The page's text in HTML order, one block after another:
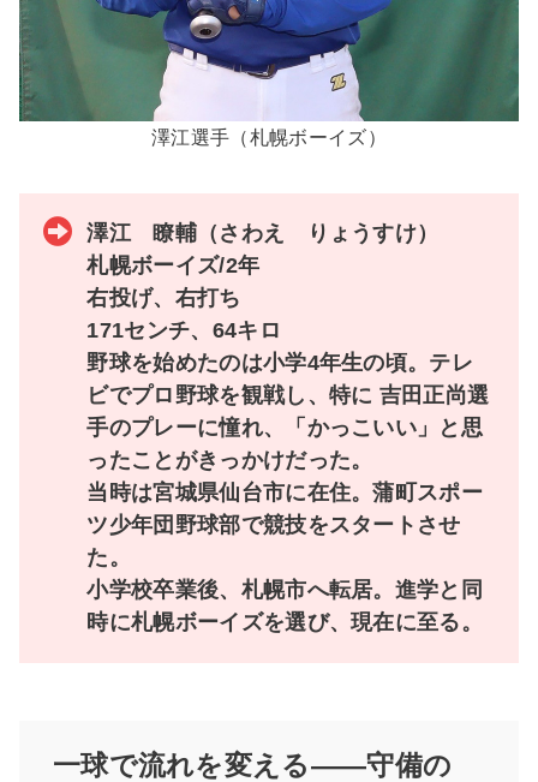
澤江選手（札幌ボーイズ）
澤江 瞭輔（さわえ りょうすけ）
札幌ボーイズ/2年
右投げ、右打ち
171センチ、64キロ
野球を始めたのは小学4年生の頃。テレ
ビでプロ野球を観戦し、特に 吉田正尚選
手のプレーに憧れ、「かっこいい」と思
ったことがきっかけだった。
当時は宮城県仙台市に在住。蒲町スポー
ツ少年団野球部で競技をスタートさせ
た。
小学校卒業後、札幌市へ転居。進学と同
時に札幌ボーイズを選び、現在に至る。
一球で流れを変える――守備の